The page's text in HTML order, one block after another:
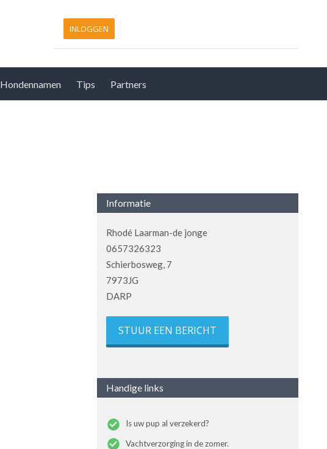
INLOGGEN
Hondennamen Tips Partners
Informatie
Rhodé Laarman-de jonge
0657326323
Schierbosweg, 7
7973JG
DARP
STUUR EEN BERICHT
Handige links
Is uw pup al verzekerd?
Vachtverzorging in de zomer.